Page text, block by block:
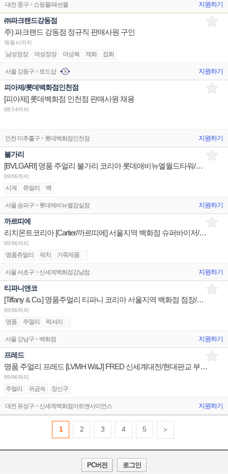
대전 중구 > 쇼핑몰/패션몰 지원하기
㈜파크랜드강동점
주) 파크랜드 강동점 정규직 판매사원 구인
채용시까지
남성정장 여성정장 여성복 제화 잡화
서울 강동구 > 로드샵 지원하기
피아제/롯데백화점인천점
[피아제] 롯데백화점 인천점 판매사원 채용
08/14까지
인천 미추홀구 > 롯데백화점인천점 지원하기
불가리
[BVLGARI] 명품 주얼리 불가리 코리아 롯데애비뉴엘월드타워/현대판교/신세계센텀 부점장 채용
09/06까지
시계 쥬얼리 백
서울 송파구 > 롯데에비뉴엘잠실점 지원하기
까르띠에
리치몬트코리아 [Cartier/까르띠에] 서울지역 백화점 슈퍼바이저/판매사원/어드민 채용
09/06까지
명품쥬얼리 워치 가죽제품
서울 서초구 > 신세계백화점강남점 지원하기
티파니앤코
[Tiffany & Co.] 명품주얼리 티파니 코리아 서울지역 백화점 점장/판매사원/오퍼레이션 채용
09/06까지
명품 주얼리 럭셔리
서울 강남구 > 백화점 지원하기
프레드
명품 주얼리 프레드 [LVMH W&J] FRED 신세계대전/현대판교 부점장~판매사원 채용
09/06까지
주얼리 귀금속 장신구
대전 유성구 > 신세계백화점아트앤사이언스 지원하기
1 2 3 4 5 >
PC버전 로그인